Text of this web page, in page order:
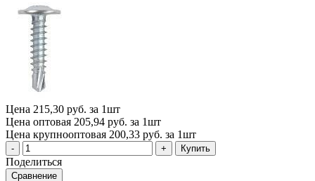
Цена 215,30 руб. за 1шт
Цена оптовая 205,94 руб. за 1шт
Цена крупнооптовая 200,33 руб. за 1шт
Купить
Поделиться
Сравнение